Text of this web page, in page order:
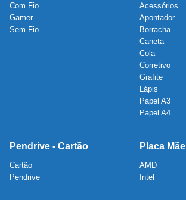
Com Fio
Gamer
Sem Fio
Acessórios
Apontador
Borracha
Caneta
Cola
Corretivo
Grafite
Lápis
Papel A3
Papel A4
Pendrive - Cartão
Cartão
Pendrive
Placa Mãe
AMD
Intel